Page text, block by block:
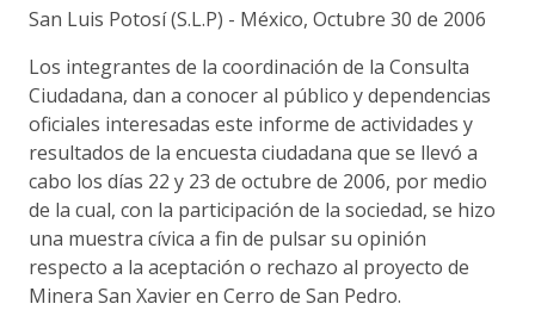
San Luis Potosí (S.L.P) - México, Octubre 30 de 2006
Los integrantes de la coordinación de la Consulta
Ciudadana, dan a conocer al público y dependencias
oficiales interesadas este informe de actividades y
resultados de la encuesta ciudadana que se llevó a
cabo los días 22 y 23 de octubre de 2006, por medio
de la cual, con la participación de la sociedad, se hizo
una muestra cívica a fin de pulsar su opinión
respecto a la aceptación o rechazo al proyecto de
Minera San Xavier en Cerro de San Pedro.